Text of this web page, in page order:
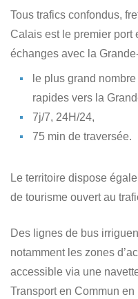
Tous trafics confondus,
Calais est le premier port
échanges avec la
le plus grand
rapides vers la
7j/7, 24H/24,
75 min de traversée.
Le territoire dispose
de tourisme ouvert au
Des lignes de bus
notamment les zones
accessible via une
Transport en Commun